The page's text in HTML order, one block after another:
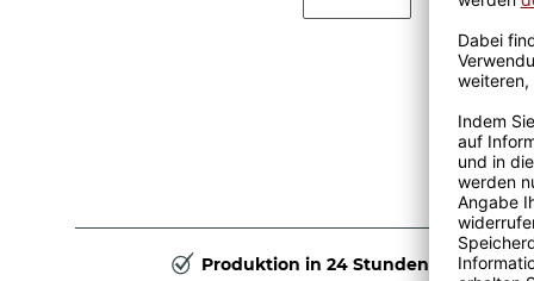
Produktion in 24 Stunden